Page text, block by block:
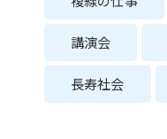
講演会
長寿社会